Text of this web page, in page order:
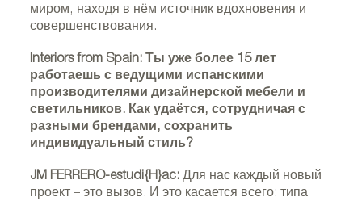
миром, находя в нём источник вдохновения и
совершенствования.
Interiors from Spain: Ты уже более 15 лет
работаешь с ведущими испанскими
производителями дизайнерской мебели и
светильников. Как удаётся, сотрудничая с
разными брендами, сохранить
индивидуальный стиль?
JM FERRERO-estudi{H}ac: Для нас каждый новый
проект – это вызов. И это касается всего: типа